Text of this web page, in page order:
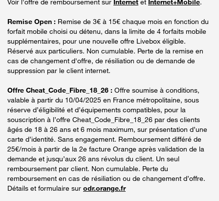
Remise Open : Remise de 3€ à 15€ chaque mois en fonction du
forfait mobile choisi ou détenu, dans la limite de 4 forfaits mobile
supplémentaires, pour une nouvelle offre Livebox éligible.
Réservé aux particuliers. Non cumulable. Perte de la remise en
cas de changement d'offre, de résiliation ou de demande de
suppression par le client internet.
Offre Cheat_Code_Fibre_18_26 : Offre soumise à conditions,
valable à partir du 10/04/2025 en France métropolitaine, sous
réserve d’éligibilité et d’équipements compatibles, pour la
souscription à l’offre Cheat_Code_Fibre_18_26 par des clients
âgés de 18 à 26 ans et 6 mois maximum, sur présentation d’une
carte d’identité. Sans engagement. Remboursement différé de
25€/mois à partir de la 2e facture Orange après validation de la
demande et jusqu’aux 26 ans révolus du client. Un seul
remboursement par client. Non cumulable. Perte du
remboursement en cas de résiliation ou de changement d’offre.
Détails et formulaire sur odr.orange.fr